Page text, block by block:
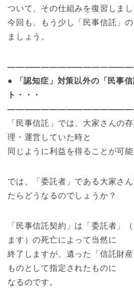
ついて、その仕組みを復習しまし
今回も、もう少し「民事信託」
ましょう。
● 「認知症」対策以外の「民事
ト・・・
「民事信託」では、大家さんの
理・運営していた時と
同じように利益を得ることが可能
では、「委託者」である大家さ
たらどうなるのでしょうか？
「民事信託契約」は「委託者」
ます）の死亡によって当然に
終了しますが、遺った「信託財
ものとして指定されたものに
なるのです。